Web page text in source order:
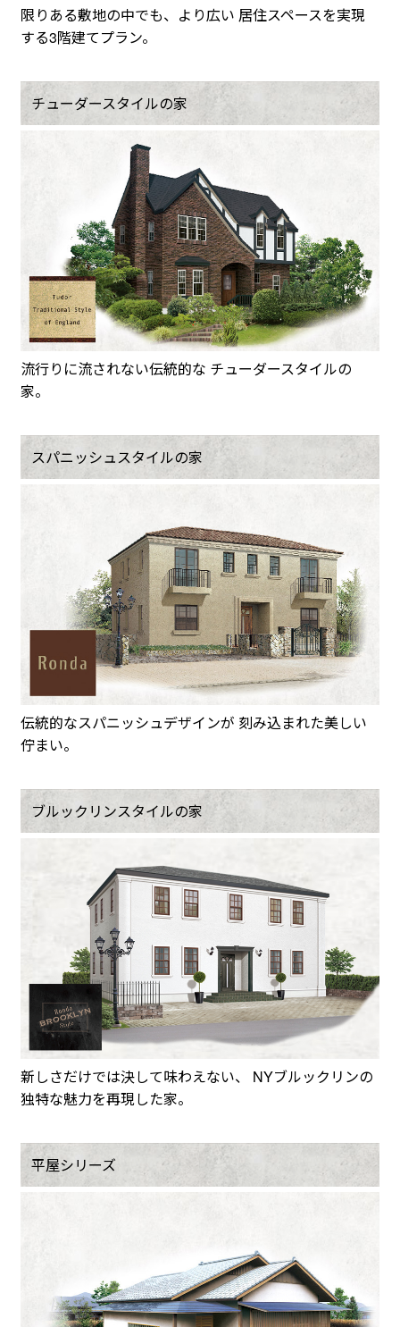
限りある敷地の中でも、より広い 居住スペースを実現
する3階建てプラン。
チューダースタイルの家
流行りに流されない伝統的な チューダースタイルの
家。
スパニッシュスタイルの家
伝統的なスパニッシュデザインが 刻み込まれた美しい
佇まい。
ブルックリンスタイルの家
新しさだけでは決して味わえない、 NYブルックリンの
独特な魅力を再現した家。
平屋シリーズ